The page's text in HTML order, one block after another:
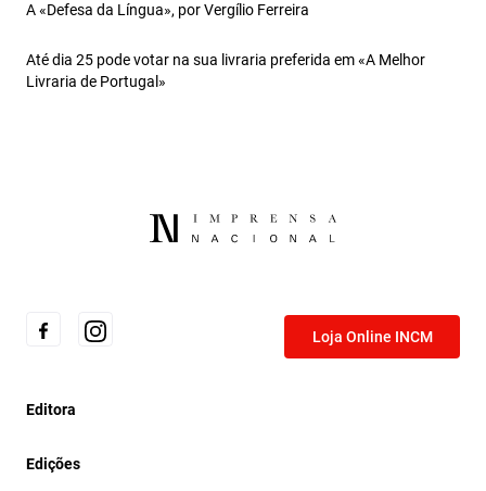
A «Defesa da Língua», por Vergílio Ferreira
Até dia 25 pode votar na sua livraria preferida em «A Melhor
Livraria de Portugal»
Loja Online INCM
Editora
Edições